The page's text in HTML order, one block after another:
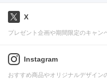
X
プレゼント企画や期間限定のキャン
Instagram
おすすめ商品やオリジナルデザイン